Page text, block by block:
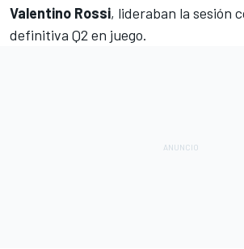
Valentino Rossi, lideraban la sesión
definitiva Q2 en juego.